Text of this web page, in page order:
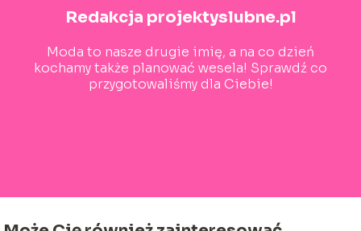
Redakcja projektyslubne.pl
Moda to nasze drugie imię, a na co dzień
kochamy także planować wesela! Sprawdź co
przygotowaliśmy dla Ciebie!